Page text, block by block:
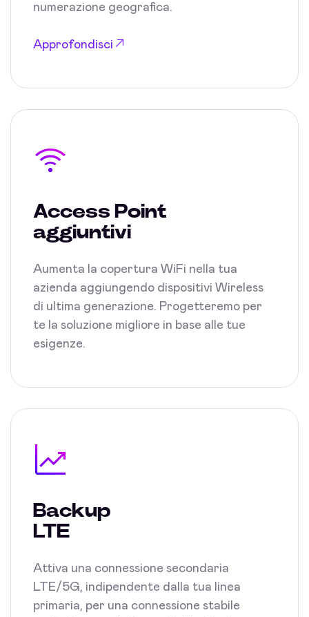
numerazione geografica.
Approfondisci
Access Point
aggiuntivi
Aumenta la copertura WiFi nella tua
azienda aggiungendo dispositivi Wireless
di ultima generazione. Progetteremo per
te la soluzione migliore in base alle tue
esigenze.
Backup
LTE
Attiva una connessione secondaria
LTE/5G, indipendente dalla tua linea
primaria, per una connessione stabile